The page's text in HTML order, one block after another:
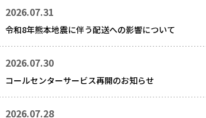
2026.07.31
令和8年熊本地震に伴う配送への影響について
2026.07.30
コールセンターサービス再開のお知らせ
2026.07.28